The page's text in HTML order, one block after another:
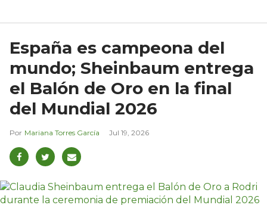
España es campeona del
mundo; Sheinbaum entrega
el Balón de Oro en la final
del Mundial 2026
Mariana Torres García Jul 19, 2026